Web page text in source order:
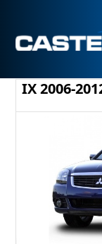
IX 2006-